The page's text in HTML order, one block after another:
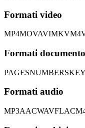
Formati video
MP4MOVAVIMKV
Formati documento
PAGESNUMBERS
Formati audio
MP3AACWAVFLAC